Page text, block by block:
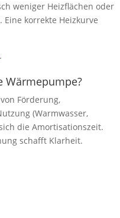
weniger Heizflächen oder
korrekte Heizkurve
.
Wärmepumpe?
Förderung,
(Warmwasser,
die Amortisationszeit.
schafft Klarheit.